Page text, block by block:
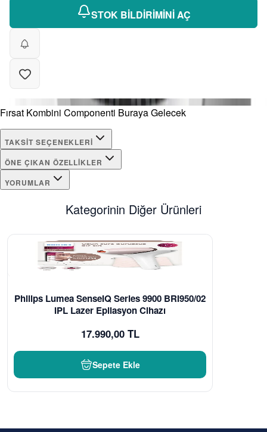
STOK BİLDİRİMİNİ AÇ
Fırsat Kombini Componenti Buraya Gelecek
TAKSIT SEÇENEKLERI
ÖNE ÇIKAN ÖZELLIKLER
YORUMLAR
Kategorinin Diğer Ürünleri
Philips Lumea SenseIQ Series 9900 BRI950/02
IPL Lazer Epilasyon Cihazı
17.990,00 TL
Sepete Ekle